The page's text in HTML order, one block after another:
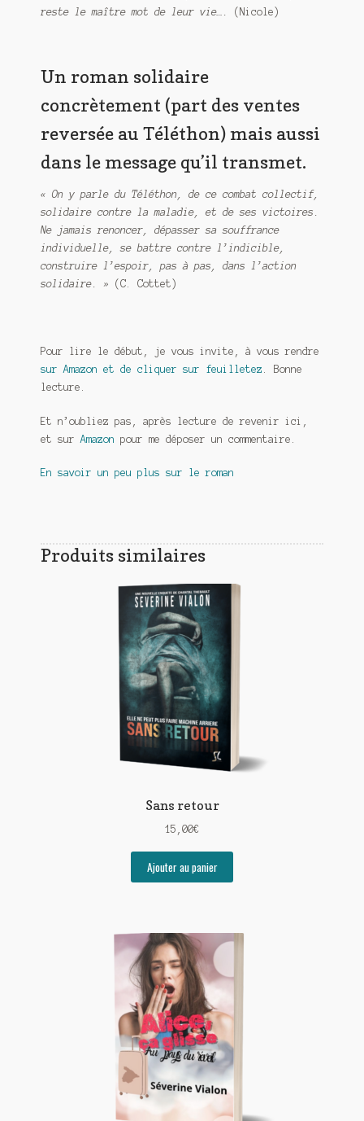
reste le maître mot de leur vie….
(Nicole)
Un roman solidaire
concrètement (part des ventes
reversée au Téléthon) mais aussi
dans le message qu’il transmet.
« On y parle du Téléthon, de ce combat collectif,
solidaire contre la maladie, et de ses victoires.
Ne jamais renoncer, dépasser sa souffrance
individuelle, se battre contre l’indicible,
construire l’espoir, pas à pas, dans l’action
solidaire. » (C. Cottet)
Pour lire le début, je vous invite, à vous rendre
sur Amazon et de cliquer sur feuilletez . Bonne
lecture.
Et n’oubliez pas, après lecture de revenir ici,
et sur Amazon pour me déposer un commentaire.
En savoir un peu plus sur le roman
Produits similaires
Sans retour
15,00€
Ajouter au panier